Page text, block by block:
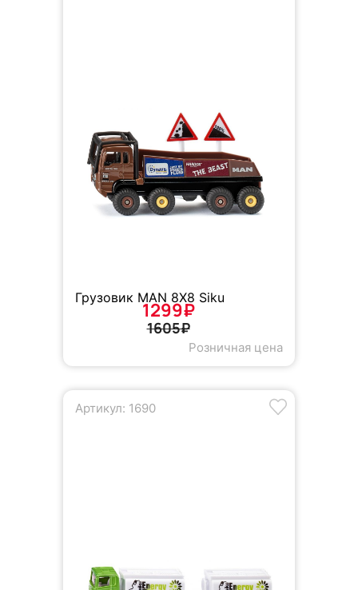
Грузовик MAN 8X8 Siku
1299₽
1605₽
Розничная цена
Артикул: 1690